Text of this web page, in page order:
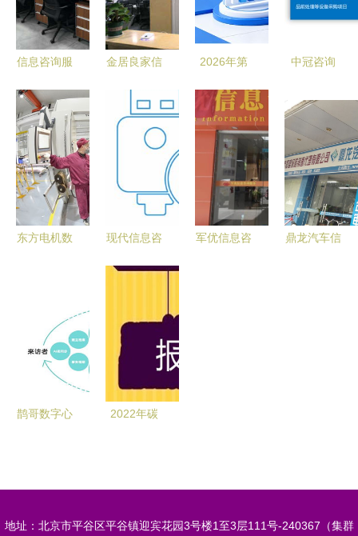
信息咨询服
徽晟泰如何
赋能企业发
展
金居良家信
您值得信赖
的信息咨询
服务伙伴
2026年第
企业税务筹
划服务深度
解析与优选
指南
中冠咨询
代理与政府
采购信息咨
询服务
东方电机数
务，铸就发
电设备未来
工厂新标杆
现代信息咨
军优信息咨
鼎龙汽车信
鹊哥数字心
2022年碳
地址：北京市平谷区平谷镇迎宾花园3号楼1至3层111号-240367（集群